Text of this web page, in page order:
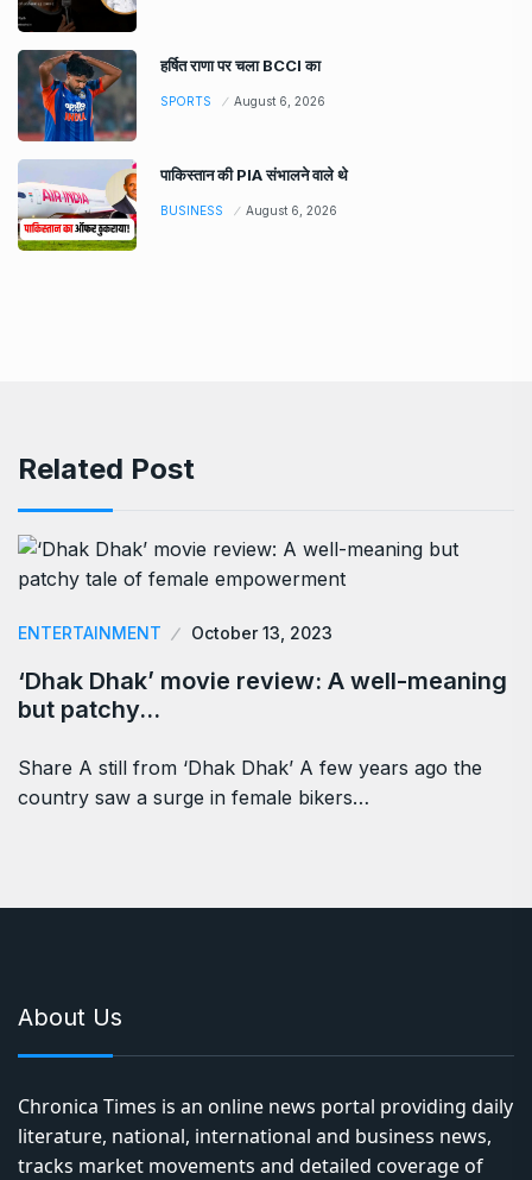
हर्षित राणा पर चला BCCI का
SPORTS August 6, 2026
पाकिस्तान की PIA संभालने वाले थे
BUSINESS August 6, 2026
Related Post
ENTERTAINMENT October 13, 2023
‘Dhak Dhak’ movie review: A well-meaning
but patchy…
Share A still from ‘Dhak Dhak’ A few years ago the
country saw a surge in female bikers…
About Us
Chronica Times is an online news portal providing daily
literature, national, international and business news,
tracks market movements and detailed coverage of